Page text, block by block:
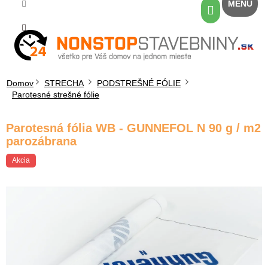
obsah
Nákupný
košík
Domov STRECHA
PODSTREŠNÉ FÓLIE
Parotesné strešné fólie
Parotesná fólia WB - GUNNEFOL N 90 g / m2
parozábrana
Akcia